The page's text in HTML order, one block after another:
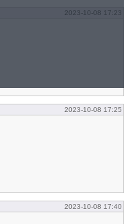
2023-10-08 17:23
2023-10-08 17:25
2023-10-08 17:40